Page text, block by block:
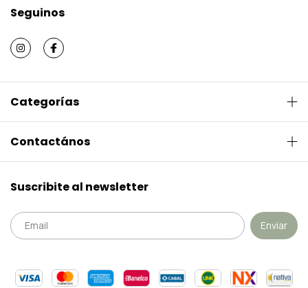
Seguinos
Categorías
Contactános
Suscribite al newsletter